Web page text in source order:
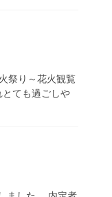
祭り～花火観覧
ても過ごしや